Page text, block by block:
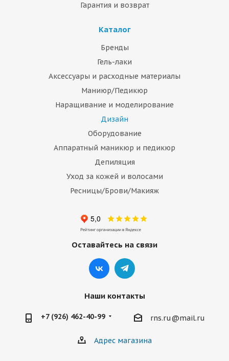
Гарантия и возврат
Каталог
Бренды
Гель-лаки
Аксессуары и расходные материалы
Маниюр/Педикюр
Наращивание и моделирование
Дизайн
Оборудование
Аппаратный маникюр и педикюр
Депиляция
Уход за кожей и волосами
Ресницы/Брови/Макияж
Оставайтесь на связи
Наши контакты
+7 (926) 462-40-99 rns.ru@mail.ru
Адрес магазина